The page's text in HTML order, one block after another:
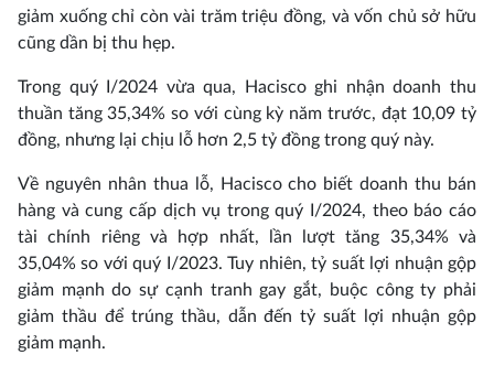
giảm xuống chỉ còn vài trăm triệu đồng, và vốn chủ sở hữu
cũng dần bị thu hẹp.
Trong quý I/2024 vừa qua, Hacisco ghi nhận doanh thu
thuần tăng 35,34% so với cùng kỳ năm trước, đạt 10,09 tỷ
đồng, nhưng lại chịu lỗ hơn 2,5 tỷ đồng trong quý này.
Về nguyên nhân thua lỗ, Hacisco cho biết doanh thu bán
hàng và cung cấp dịch vụ trong quý I/2024, theo báo cáo
tài chính riêng và hợp nhất, lần lượt tăng 35,34% và
35,04% so với quý I/2023. Tuy nhiên, tỷ suất lợi nhuận gộp
giảm mạnh do sự cạnh tranh gay gắt, buộc công ty phải
giảm thầu để trúng thầu, dẫn đến tỷ suất lợi nhuận gộp
giảm mạnh.